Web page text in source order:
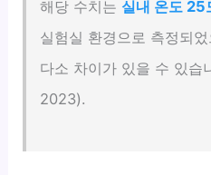
해당 수치는 실내 온도
실험실 환경으로 측정되
다소 차이가 있을 수 있습
2023).